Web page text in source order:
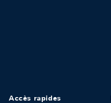
Accès rapides